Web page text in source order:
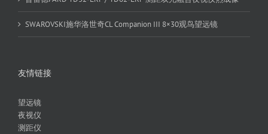
SWAROVSKI施华洛世奇CL Companion III 8×30观鸟望远镜
友情链接
望远镜
夜视仪
测距仪